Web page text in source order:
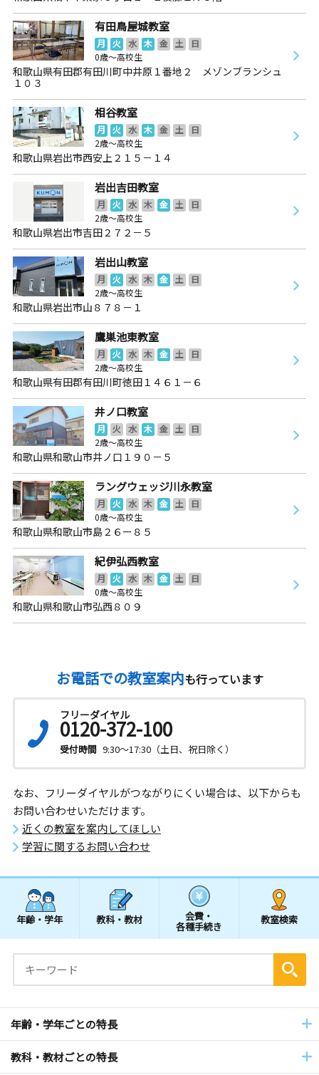
有田鳥屋城教室
月 火 水 木 金 土
日
0歳～高校生
和歌山県有田郡有田川町中井原１番地２ メゾンブランシュ
１０３
相谷教室
月 火 水 木 金 土
日
2歳～高校生
和歌山県岩出市西安上２１５－１４
岩出吉田教室
月 火 水 木 金 土
日
2歳～高校生
和歌山県岩出市吉田２７２－５
岩出山教室
月 火 水 木 金 土
日
2歳～高校生
和歌山県岩出市山８７８－１
鷹巣池東教室
月 火 水 木 金 土
日
2歳～高校生
和歌山県有田郡有田川町徳田１４６１－６
井ノ口教室
月 火 水 木 金 土
日
2歳～高校生
和歌山県和歌山市井ノ口１９０－５
ラングウェッジ川永教室
月 火 水 木 金 土
日
0歳～高校生
和歌山県和歌山市島２６ー８５
紀伊弘西教室
月 火 水 木 金 土
日
0歳～高校生
和歌山県和歌山市弘西８０９
お電話での教室案内も行っています
フリーダイヤル
0120-372-100
受付時間 9:30～17:30（土日、祝日除く）
なお、フリーダイヤルがつながりにくい場合は、以下からも
お問い合わせいただけます。
近くの教室を案内してほしい
学習に関するお問い合わせ
年齢・学年 教科・教材 会費・
各種手続き
教室検索
年齢・学年ごとの特長
教科・教材ごとの特長